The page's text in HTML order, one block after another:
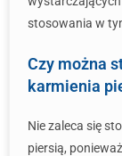
stosowania w
Czy można
karmienia
Nie zaleca się
piersią,